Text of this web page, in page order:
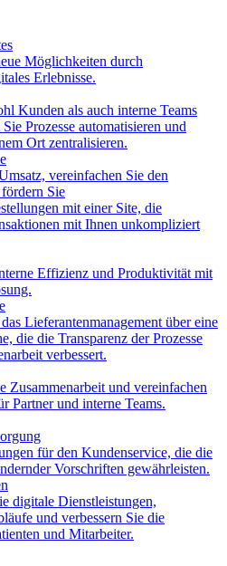
Möglichkeiten durch
Erlebnisse.
Kunden als auch interne Teams
Prozesse automatisieren und
Ort zentralisieren.
vereinfachen Sie den
Sie
mit einer Site, die
mit Ihnen unkompliziert
Effizienz und Produktivität mit
Lieferantenmanagement über eine
die die Transparenz der Prozesse
verbessert.
Zusammenarbeit und vereinfachen
Partner und interne Teams.
für den Kundenservice, die die
Vorschriften gewährleisten.
digitale Dienstleistungen,
und verbessern Sie die
und Mitarbeiter.